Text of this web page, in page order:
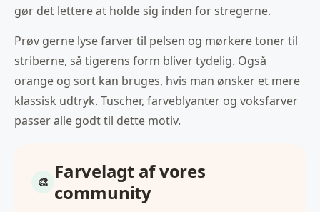
gør det lettere at holde sig inden for stregerne.
Prøv gerne lyse farver til pelsen og mørkere toner til
striberne, så tigerens form bliver tydelig. Også
orange og sort kan bruges, hvis man ønsker et mere
klassisk udtryk. Tuscher, farveblyanter og voksfarver
passer alle godt til dette motiv.
Farvelagt af vores
community